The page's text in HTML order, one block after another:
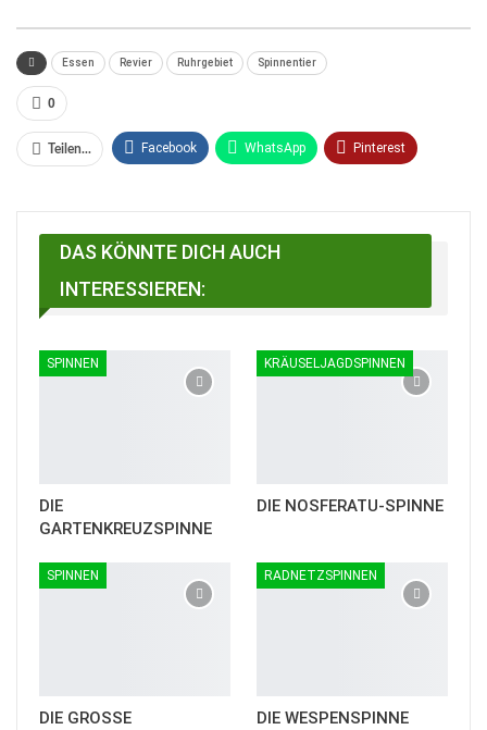
Essen Revier Ruhrgebiet Spinnentier
0
Teilen... Facebook WhatsApp Pinterest
Facebook Messenger
DAS KÖNNTE DICH AUCH
INTERESSIEREN:
SPINNEN
DIE
GARTENKREUZSPINNE
KRÄUSELJAGDSPINNEN
DIE NOSFERATU-SPINNE
SPINNEN
DIE GROSSE
RADNETZSPINNEN
DIE WESPENSPINNE